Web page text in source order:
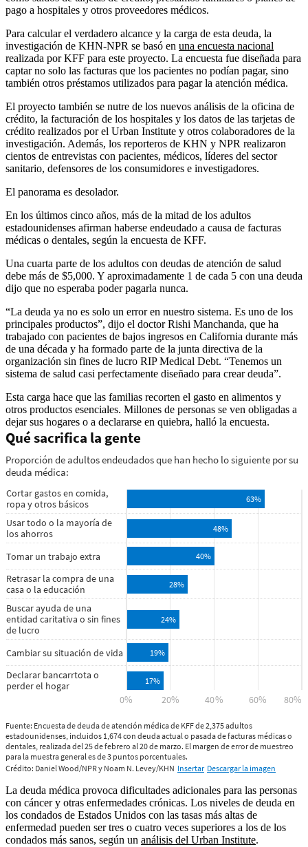
pago a hospitales y otros proveedores médicos.
Para calcular el verdadero alcance y la carga de esta deuda, la
investigación de KHN-NPR se basó en una encuesta nacional
realizada por KFF para este proyecto. La encuesta fue diseñada para
captar no solo las facturas que los pacientes no podían pagar, sino
también otros préstamos utilizados para pagar la atención médica.
El proyecto también se nutre de los nuevos análisis de la oficina de
crédito, la facturación de los hospitales y los datos de las tarjetas de
crédito realizados por el Urban Institute y otros colaboradores de la
investigación. Además, los reporteros de KHN y NPR realizaron
cientos de entrevistas con pacientes, médicos, líderes del sector
sanitario, defensores de los consumidores e investigadores.
El panorama es desolador.
En los últimos cinco años, más de la mitad de los adultos
estadounidenses afirman haberse endeudado a causa de facturas
médicas o dentales, según la encuesta de KFF.
Una cuarta parte de los adultos con deudas de atención de salud
debe más de $5,000. Y aproximadamente 1 de cada 5 con una deuda
dijo que no esperaba poder pagarla nunca.
“La deuda ya no es solo un error en nuestro sistema. Es uno de los
principales productos”, dijo el doctor Rishi Manchanda, que ha
trabajado con pacientes de bajos ingresos en California durante más
de una década y ha formado parte de la junta directiva de la
organización sin fines de lucro RIP Medical Debt. “Tenemos un
sistema de salud casi perfectamente diseñado para crear deuda”.
Esta carga hace que las familias recorten el gasto en alimentos y
otros productos esenciales. Millones de personas se ven obligadas a
dejar sus hogares o a declararse en quiebra, halló la encuesta.
La deuda médica provoca dificultades adicionales para las personas
con cáncer y otras enfermedades crónicas. Los niveles de deuda en
los condados de Estados Unidos con las tasas más altas de
enfermedad pueden ser tres o cuatro veces superiores a los de los
condados más sanos, según un análisis del Urban Institute.